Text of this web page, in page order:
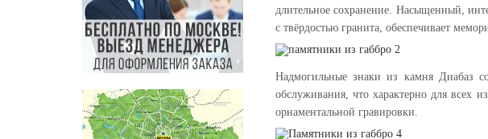
длительное сохранение. Насыщенный,
с твёрдостью гранита, обеспечивает
Надмогильные знаки из камня Диабаз
обслуживания, что характерно для всех
орнаментальной гравировки.